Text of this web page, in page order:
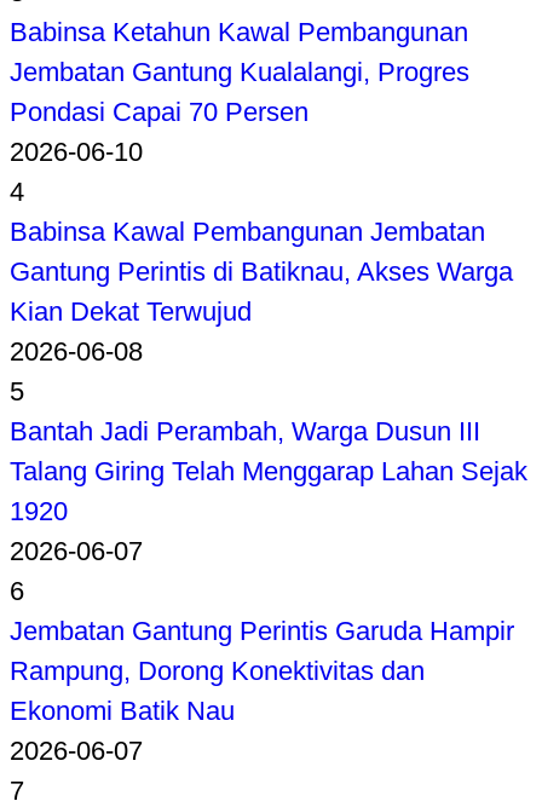
Babinsa Ketahun Kawal Pembangunan
Jembatan Gantung Kualalangi, Progres
Pondasi Capai 70 Persen
2026-06-10
4
Babinsa Kawal Pembangunan Jembatan
Gantung Perintis di Batiknau, Akses Warga
Kian Dekat Terwujud
2026-06-08
5
Bantah Jadi Perambah, Warga Dusun III
Talang Giring Telah Menggarap Lahan Sejak
1920
2026-06-07
6
Jembatan Gantung Perintis Garuda Hampir
Rampung, Dorong Konektivitas dan
Ekonomi Batik Nau
2026-06-07
7